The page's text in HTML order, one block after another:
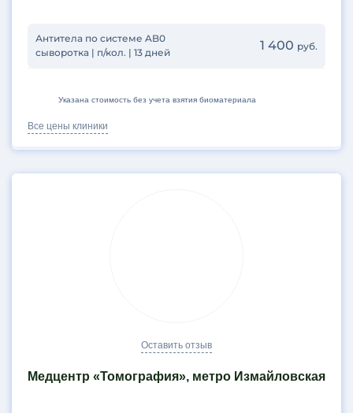
Антитела по системе AB0
сыворотка | п/кол. | 13 дней
1 400 руб.
Все цены клиники
Указана стоимость без учета взятия биоматериала
Оставить отзыв
Медцентр «Томография», метро Измайловская